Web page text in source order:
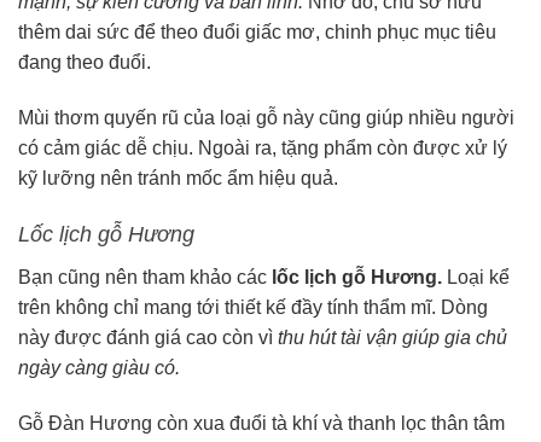
thêm dai sức để theo đuổi giấc mơ, chinh phục mục tiêu
đang theo đuổi.
Mùi thơm quyến rũ của loại gỗ này cũng giúp nhiều người
có cảm giác dễ chịu. Ngoài ra, tặng phẩm còn được xử lý
kỹ lưỡng nên tránh mốc ẩm hiệu quả.
Lốc lịch gỗ Hương
Bạn cũng nên tham khảo các lốc lịch gỗ Hương. Loại kể
trên không chỉ mang tới thiết kế đầy tính thẩm mĩ. Dòng
này được đánh giá cao còn vì thu hút tài vận giúp gia chủ
ngày càng giàu có.
Gỗ Đàn Hương còn xua đuổi tà khí và thanh lọc thân tâm